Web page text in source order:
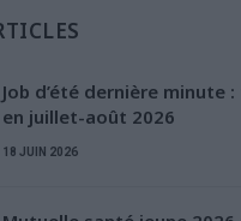
Job d’été dernière minute
en juillet-août 2026
18 JUIN 2026